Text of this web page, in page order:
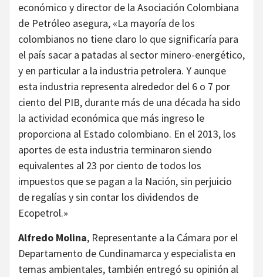
económico y director de la Asociación Colombiana
de Petróleo asegura, «La mayoría de los
colombianos no tiene claro lo que significaría para
el país sacar a patadas al sector minero-energético,
y en particular a la industria petrolera. Y aunque
esta industria representa alrededor del 6 o 7 por
ciento del PIB, durante más de una década ha sido
la actividad económica que más ingreso le
proporciona al Estado colombiano. En el 2013, los
aportes de esta industria terminaron siendo
equivalentes al 23 por ciento de todos los
impuestos que se pagan a la Nación, sin perjuicio
de regalías y sin contar los dividendos de
Ecopetrol.»
Alfredo Molina, Representante a la Cámara por el
Departamento de Cundinamarca y especialista en
temas ambientales, también entregó su opinión al